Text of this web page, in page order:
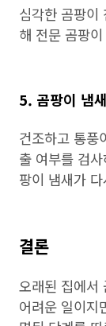
심각한 곰팡이
해 전문 곰팡
5. 곰팡이 냄
건조하고 통풍
출 여부를 검
팡이 냄새가
결론
오래된 집에서
어려운 일이지